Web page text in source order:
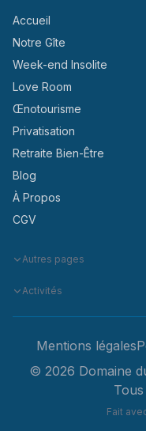
Accueil
Notre Gîte
Week-end Insolite
Love Room
Œnotourisme
Privatisation
Retraite Bien-Être
Blog
À Propos
CGV
Autres pages
Activités
Mentions légales
© 2026 Domaine
Fait